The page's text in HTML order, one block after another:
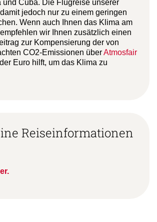
durch die Aufforstung von Wäldern
und Cuba. Die Flugreise unserer
jedoch nur zu einem geringen
Wenn auch Ihnen das Klima am
wir Ihnen zusätzlich einen
zur Kompensierung der von
CO2-Emissionen über
Reiseinformationen